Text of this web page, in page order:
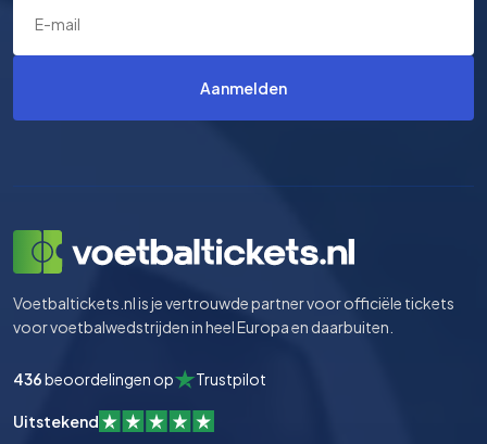
Aanmelden
Voetbaltickets.nl is je vertrouwde partner voor officiële tickets
voor voetbalwedstrijden in heel Europa en daarbuiten.
436beoordelingen op Trustpilot
Uitstekend